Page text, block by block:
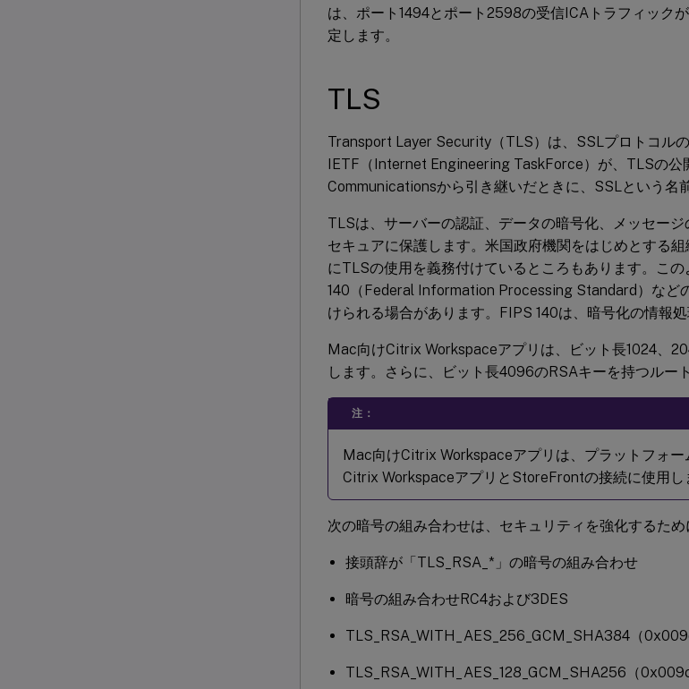
は、ポート1494とポート2598の受信ICAトラフィック
定します。
TLS
Transport Layer Security（TLS）は、SSLプロトコルの
IETF（Internet Engineering TaskForce）が、TLSの公
Communicationsから引き継いだときに、SSLという名
TLSは、サーバーの認証、データの暗号化、メッセー
セキュアに保護します。米国政府機関をはじめとする
にTLSの使用を義務付けているところもあります。こ
140（Federal Information Processing Standard）など
けられる場合があります。FIPS 140は、暗号化の情報処
Mac向けCitrix Workspaceアプリは、ビット長1024、
します。さらに、ビット長4096のRSAキーを持つルー
注：
Mac向けCitrix Workspaceアプリは、プラットフォ
Citrix WorkspaceアプリとStoreFrontの接続に使用し
次の暗号の組み合わせは、セキュリティを強化するため
接頭辞が「TLS_RSA_*」の暗号の組み合わせ
暗号の組み合わせRC4および3DES
TLS_RSA_WITH_AES_256_GCM_SHA384（
TLS_RSA_WITH_AES_128_GCM_SHA256（0x009c